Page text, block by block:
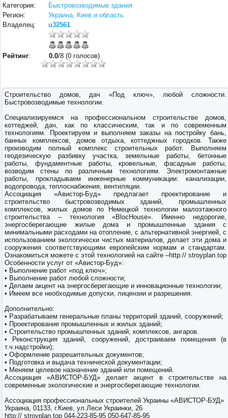
Категория:
Быстровозводимые здания
Регион:
Украина, Киев и область
Владелец:
u32561
Рейтинг: 0.0/8 (0 голосов)
Строительство домов, дач «Под ключ», любой сложности.
Быстровозводимые технологии.
Специализируемся на профессиональном строительстве домов,
коттеджей, дач, как по классическим, так и по современным
технологиям. Проектируем и выполняем заказы на постройку бань,
банных комплексов, домов отдыха, коттеджных городков. Также
производим полный комплекс строительных работ. Выполняем
геодезическую разбивку участка, земельные работы, бетонные
работы, фундаментные работы, кровельные, фасадные работы,
возводим стены по различным технологиям. Электромонтажные
работы, прокладываем инженерные коммуникации: канализации,
водопровода, теплоснабжения, вентиляции.
Ассоциация «Авистор-Буд» предлагает проектирование и
строительство быстровозводимых зданий, промышленных
комплексов, жилых домов по Немецкой технологии малоэтажного
строительства – технология «BlocHouse». Именно недорогие,
энергосберегающие жилые дома и промышленные здания с
минимальными расходами на отопление, с альтернативной энергией, с
использованием экологически чистых материалов, делает эти дома и
сооружения соответствующими европейским нормам и стандартам.
Ознакомиться можете с этой технологией на сайте –http:// stroyplan.top
Особенности услуг от «Авистор-Буд»:
• Выполнение работ «под ключ»;
• Выполнение работ любой сложности;
• Делаем акцент на энергосберегающие и инновационные технологии;
• Имеем все необходимые допуски, лицензии и разрешения.
Дополнительно:
• Разрабатываем генеральные планы территорий зданий, сооружений;
• Проектирование промышленных и жилых зданий;
• Строительство промышленных зданий, комплексов, ангаров.
• Реконструкция зданий, сооружений, достраиваем помещения (в
т.ч.надстройки);
• Оформление разрешительных документов;
• Подготовка и выдача технической документации;
• Меняем целевое назначение зданий или помещений.
Ассоциация «АВИСТОР-БУД» делает акцент в строительстве на
современные экологические и энергосберегающие технологии.
Ассоциация профессиональных строителей Украины «АВИСТОР-БУД»
Украина, 01133, г.Киев, ул.Леси Украинки, 26
http:// stroyplan.top 044-223-85-95 050-647-85-95